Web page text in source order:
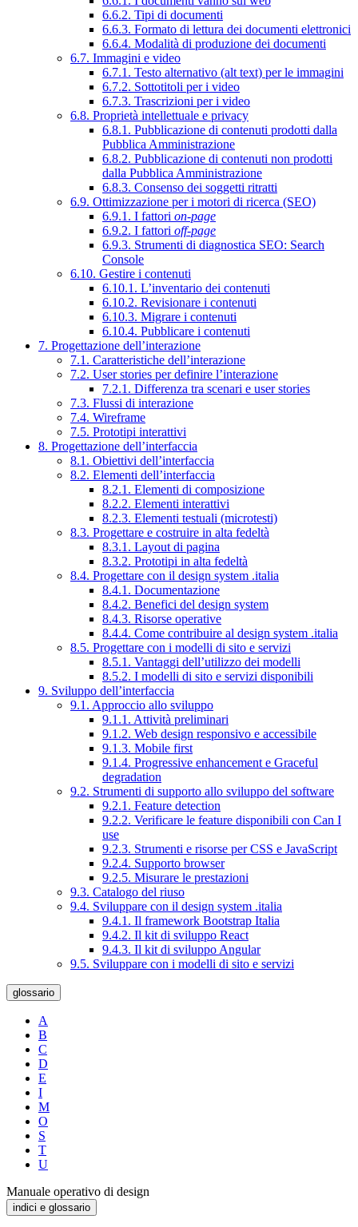
6.6.2. Tipi di documenti
6.6.3. Formato di lettura dei documenti elettronici
6.6.4. Modalità di produzione dei documenti
6.7. Immagini e video
6.7.1. Testo alternativo (alt text) per le immagini
6.7.2. Sottotitoli per i video
6.7.3. Trascrizioni per i video
6.8. Proprietà intellettuale e privacy
6.8.1. Pubblicazione di contenuti prodotti dalla
Pubblica Amministrazione
6.8.2. Pubblicazione di contenuti non prodotti
dalla Pubblica Amministrazione
6.8.3. Consenso dei soggetti ritratti
6.9. Ottimizzazione per i motori di ricerca (SEO)
6.9.1. I fattori on-page
6.9.2. I fattori off-page
6.9.3. Strumenti di diagnostica SEO: Search
Console
6.10. Gestire i contenuti
6.10.1. L’inventario dei contenuti
6.10.2. Revisionare i contenuti
6.10.3. Migrare i contenuti
6.10.4. Pubblicare i contenuti
7. Progettazione dell’interazione
7.1. Caratteristiche dell’interazione
7.2. User stories per definire l’interazione
7.2.1. Differenza tra scenari e user stories
7.3. Flussi di interazione
7.4. Wireframe
7.5. Prototipi interattivi
8. Progettazione dell’interfaccia
8.1. Obiettivi dell’interfaccia
8.2. Elementi dell’interfaccia
8.2.1. Elementi di composizione
8.2.2. Elementi interattivi
8.2.3. Elementi testuali (microtesti)
8.3. Progettare e costruire in alta fedeltà
8.3.1. Layout di pagina
8.3.2. Prototipi in alta fedeltà
8.4. Progettare con il design system .italia
8.4.1. Documentazione
8.4.2. Benefici del design system
8.4.3. Risorse operative
8.4.4. Come contribuire al design system .italia
8.5. Progettare con i modelli di sito e servizi
8.5.1. Vantaggi dell’utilizzo dei modelli
8.5.2. I modelli di sito e servizi disponibili
9. Sviluppo dell’interfaccia
9.1. Approccio allo sviluppo
9.1.1. Attività preliminari
9.1.2. Web design responsivo e accessibile
9.1.3. Mobile first
9.1.4. Progressive enhancement e Graceful
degradation
9.2. Strumenti di supporto allo sviluppo del software
9.2.1. Feature detection
9.2.2. Verificare le feature disponibili con Can I
use
9.2.3. Strumenti e risorse per CSS e JavaScript
9.2.4. Supporto browser
9.2.5. Misurare le prestazioni
9.3. Catalogo del riuso
9.4. Sviluppare con il design system .italia
9.4.1. Il framework Bootstrap Italia
9.4.2. Il kit di sviluppo React
9.4.3. Il kit di sviluppo Angular
9.5. Sviluppare con i modelli di sito e servizi
glossario
A
B
C
D
E
I
M
O
S
T
U
Manuale operativo di design
indici e glossario